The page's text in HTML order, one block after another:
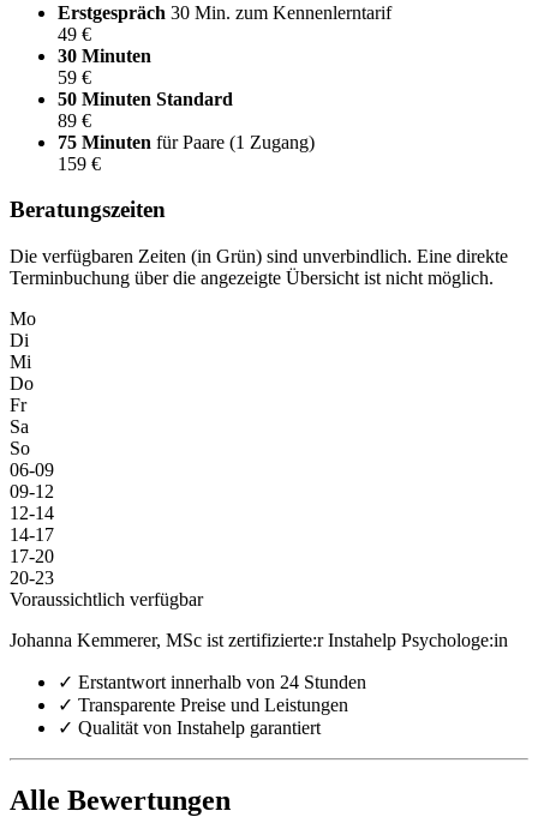
Erstgespräch 30 Min. zum Kennenlerntarif
49 €
30 Minuten
59 €
50 Minuten Standard
89 €
75 Minuten für Paare (1 Zugang)
159 €
Beratungszeiten
Die verfügbaren Zeiten (in Grün) sind unverbindlich. Eine direkte
Terminbuchung über die angezeigte Übersicht ist nicht möglich.
Mo
Di
Mi
Do
Fr
Sa
So
06-09
09-12
12-14
14-17
17-20
20-23
Voraussichtlich verfügbar
Johanna Kemmerer, MSc ist zertifizierte:r Instahelp Psychologe:in
✓ Erstantwort innerhalb von 24 Stunden
✓ Transparente Preise und Leistungen
✓ Qualität von Instahelp garantiert
Alle Bewertungen